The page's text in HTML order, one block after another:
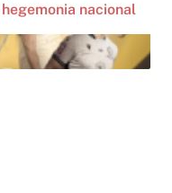
nacional